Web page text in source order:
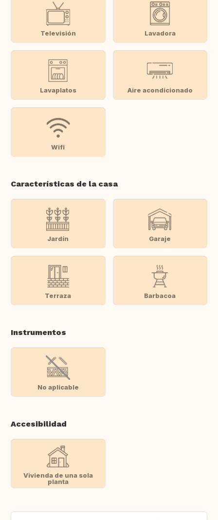
Televisión Lavadora
Lavaplatos Aire acondicionado
Wifi
Características de la casa
Jardín Garaje
Terraza Barbacoa
Instrumentos
No aplicable
Accesibilidad
Vivienda de una sola
planta